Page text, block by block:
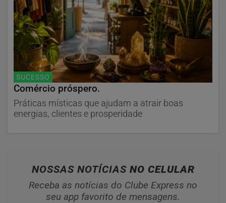
SUCESSO
Comércio próspero.
Práticas místicas que ajudam a atrair boas
energias, clientes e prosperidade
NOSSAS NOTÍCIAS NO CELULAR
Receba as notícias do Clube Express no
seu app favorito de mensagens.